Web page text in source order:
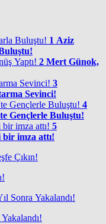
1 Aziz
2 Mert Günok,
3
Sevinci!
4
Gençlerle Buluştu!
5
imza attı!